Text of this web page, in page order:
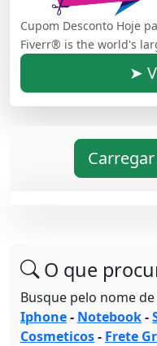
Cupom Desconto Hoje
➤
O que
Busque pelo nome de
Iphone- Notebook-
Cosmeticos- Frete